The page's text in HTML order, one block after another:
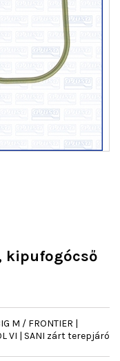
kipufogócső
M / FRONTIER |
VI | SANI zárt terepjáró